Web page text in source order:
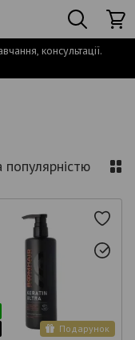
консультації.
популярністю
Подарунок